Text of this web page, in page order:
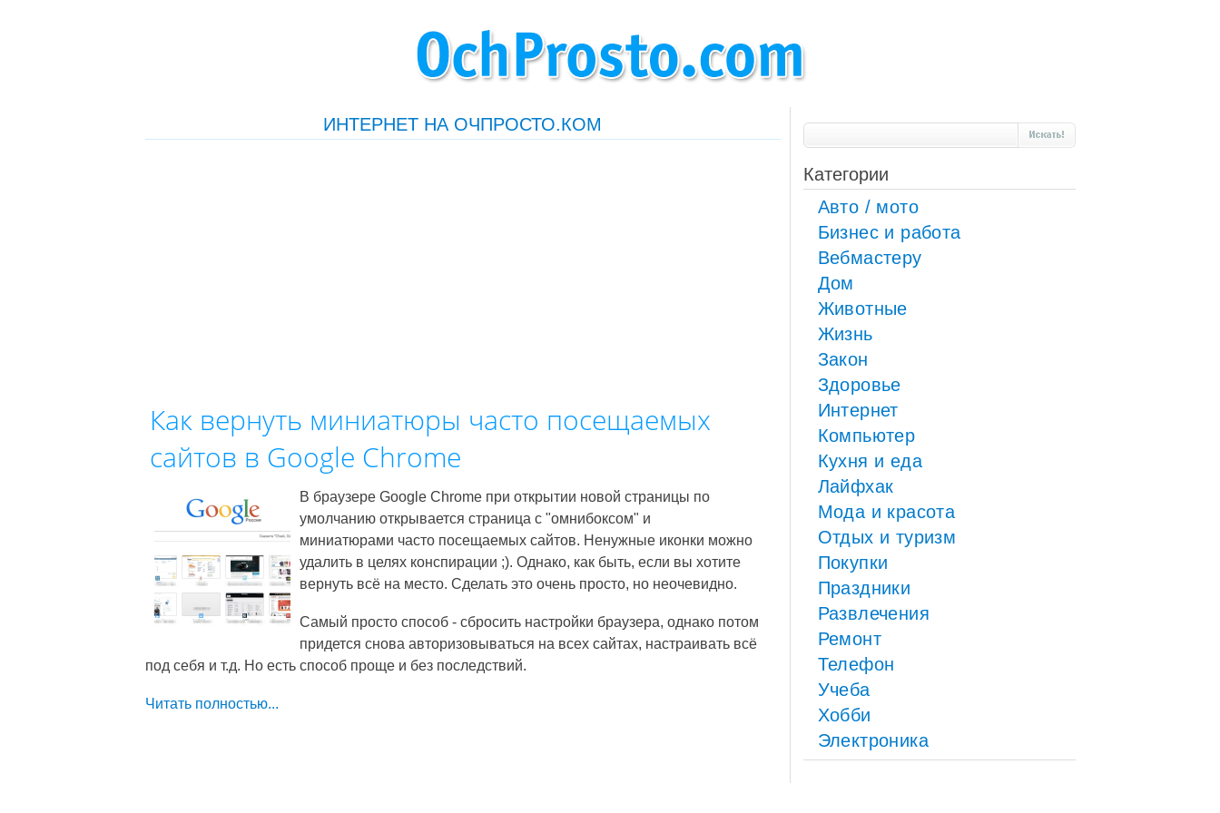
ИНТЕРНЕТ НА ОЧПРОСТО.КОМ
Как вернуть миниатюры часто посещаемых
сайтов в Google Chrome
В браузере Google Chrome при открытии новой страницы по
умолчанию открывается страница с "омнибоксом" и
миниатюрами часто посещаемых сайтов. Ненужные иконки можно
удалить в целях конспирации ;). Однако, как быть, если вы хотите
вернуть всё на место. Сделать это очень просто, но неочевидно.
Самый просто способ - сбросить настройки браузера, однако потом
придется снова авторизовываться на всех сайтах, настраивать всё
под себя и т.д. Но есть способ проще и без последствий.
Читать полностью...
Категории
Авто / мото
Бизнес и работа
Вебмастеру
Дом
Животные
Жизнь
Закон
Здоровье
Интернет
Компьютер
Кухня и еда
Лайфхак
Мода и красота
Отдых и туризм
Покупки
Праздники
Развлечения
Ремонт
Телефон
Учеба
Хобби
Электроника